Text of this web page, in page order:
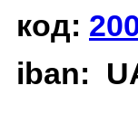
код:
iban: